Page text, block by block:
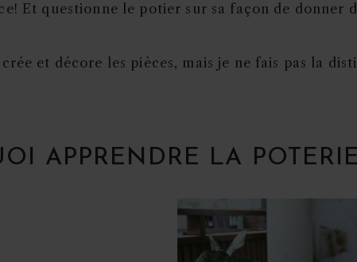
Et questionne le potier sur sa façon de donner
et décore les pièces, mais je ne fais pas la
APPRENDRE LA